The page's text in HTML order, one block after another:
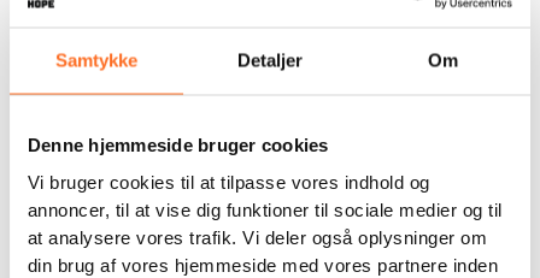
Samtykke Detaljer Om
Denne hjemmeside bruger cookies
Vi bruger cookies til at tilpasse vores indhold og
annoncer, til at vise dig funktioner til sociale medier og til
at analysere vores trafik. Vi deler også oplysninger om
din brug af vores hjemmeside med vores partnere inden
Evelyns maleri (lærred)
500,00kr.
Malet af Evelyn, der bor på Land of Hope.